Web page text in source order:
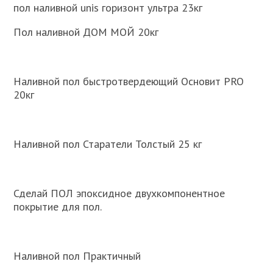
пол наливной unis горизонт ультра 23кг
Пол наливной ДОМ МОЙ 20кг
Наливной пол быстротвердеющий Основит PRO
20кг
Наливной пол Старатели Толстый 25 кг
Сделай ПОЛ эпоксидное двухкомпонентное
покрытие для пол.
Наливной пол Практичный